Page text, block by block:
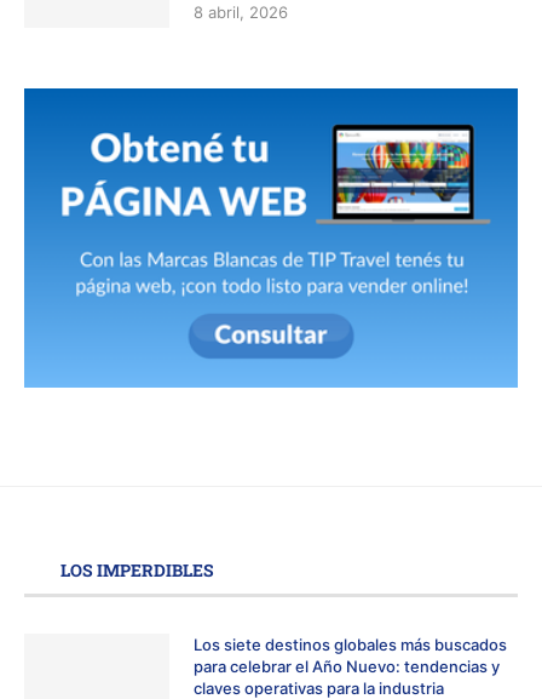
8 abril, 2026
LOS IMPERDIBLES
Los siete destinos globales más buscados
para celebrar el Año Nuevo: tendencias y
claves operativas para la industria